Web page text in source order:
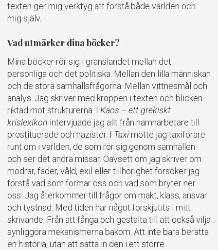
texten ger mig verktyg att förstå både världen och
mig själv.
Vad utmärker dina böcker?
Mina böcker rör sig i gränslandet mellan det
personliga och det politiska. Mellan den lilla människan
och de stora samhällsfrågorna. Mellan vittnesmål och
analys. Jag skriver med kroppen i texten och blicken
riktad mot strukturerna. I Kaos – ett grekiskt
krislexikon intervjuade jag allt från hamnarbetare till
prostituerade och nazister. I Taxi mötte jag taxiförare
runt om i världen, de som rör sig genom samhällen
och ser det andra missar. Oavsett om jag skriver om
mödrar, fäder, våld, exil eller tillhörighet försöker jag
förstå vad som formar oss och vad som bryter ner
oss. Jag återkommer till frågor om makt, klass, ansvar
och tystnad. Med tiden har något förskjutits i mitt
skrivande. Från att fånga och gestalta till att också vilja
synliggöra mekanismerna bakom. Att inte bara berätta
en historia, utan att sätta in den i ett större